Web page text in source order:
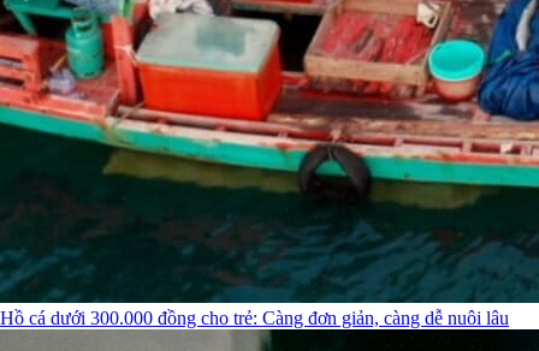
Hồ cá dưới 300.000 đồng cho trẻ: Càng đơn giản, càng dễ nuôi lâu